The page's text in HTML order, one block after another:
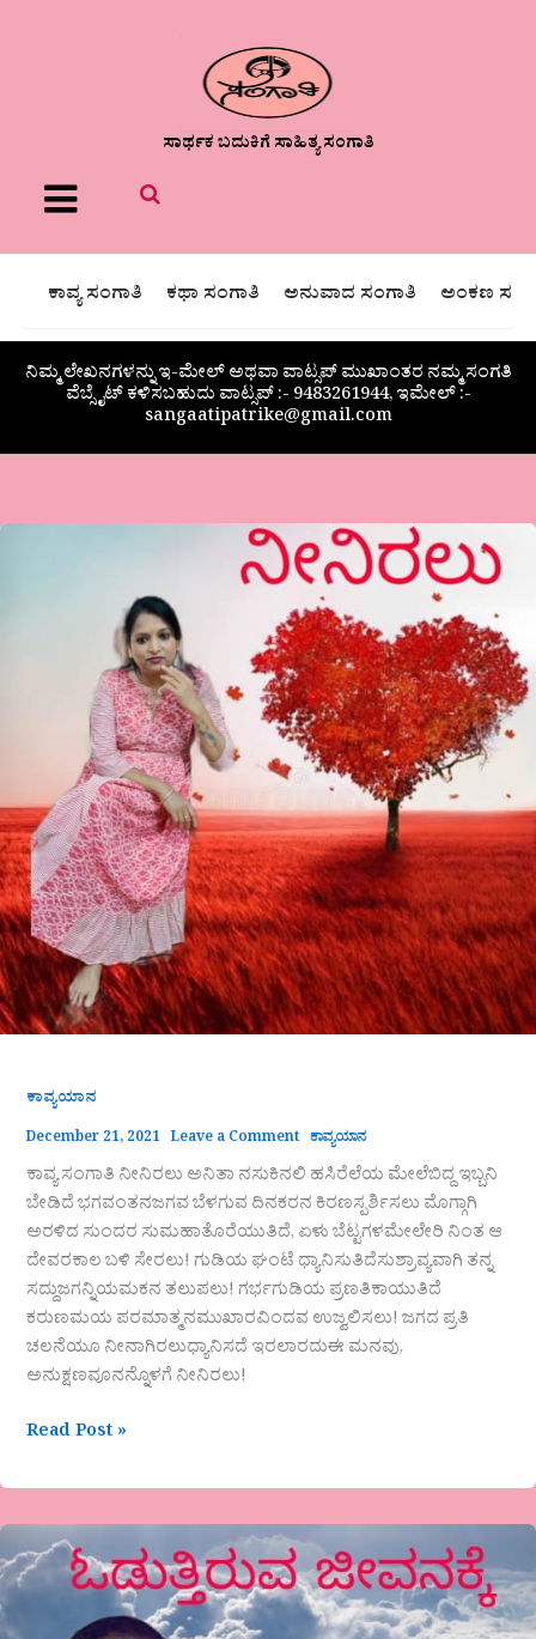
ಸಾರ್ಥಕ ಬದುಕಿಗೆ ಸಾಹಿತ್ಯ ಸಂಗಾತಿ
Menu
ಕಾವ್ಯ ಸಂಗಾತಿ ಕಥಾ ಸಂಗಾತಿ ಅನುವಾದ ಸಂಗಾತಿ ಅಂಕಣ
ನಿಮ್ಮ ಲೇಖನಗಳನ್ನು ಇ-ಮೇಲ್ ಅಥವಾ ವಾಟ್ಸಪ್ ಮುಖಾಂತರ ನಮ್ಮ ಸಂಗತಿ
ವೆಬ್ಸೈಟ್ ಕಳಿಸಬಹುದು ವಾಟ್ಸಪ್‌ :- 9483261944, ಇಮೇಲ್ :-
sangaatipatrike@gmail.com
ಕಾವ್ಯಯಾನ
December 21, 2021 Leave a Comment ಕಾವ್ಯಯಾನ
ಕಾವ್ಯ ಸಂಗಾತಿ ನೀನಿರಲು ಅನಿತಾ ನಸುಕಿನಲಿ ಹಸಿರೆಲೆಯ ಮೇಲೆಬಿದ್ದ ಇಬ್ಬನಿ
ಬೇಡಿದೆ ಭಗವಂತನಜಗವ ಬೆಳಗುವ ದಿನಕರನ ಕಿರಣಸ್ಪರ್ಶಿಸಲು ಮೊಗ್ಗಾಗಿ
ಅರಳಿದ ಸುಂದರ ಸುಮಹಾತೊರೆಯುತಿದೆ, ಏಳು ಬೆಟ್ಟಗಳಮೇಲೇರಿ ನಿಂತ ಆ
ದೇವರಕಾಲ ಬಳಿ ಸೇರಲು! ಗುಡಿಯ ಘಂಟೆ ಧ್ಯಾನಿಸುತಿದೆಸುಶ್ರಾವ್ಯವಾಗಿ ತನ್ನ
ಸದ್ದುಜಗನ್ನಿಯಮಕನ ತಲುಪಲು! ಗರ್ಭಗುಡಿಯ ಪ್ರಣತಿಕಾಯುತಿದೆ
ಕರುಣಮಯ ಪರಮಾತ್ಮನಮುಖಾರವಿಂದವ ಉಜ್ವಲಿಸಲು! ಜಗದ ಪ್ರತಿ
ಚಲನೆಯೂ ನೀನಾಗಿರಲುಧ್ಯಾನಿಸದೆ ಇರಲಾರದುಈ ಮನವು,
ಅನುಕ್ಷಣವೂನನ್ನೊಳಗೆ ನೀನಿರಲು!
Read Post »